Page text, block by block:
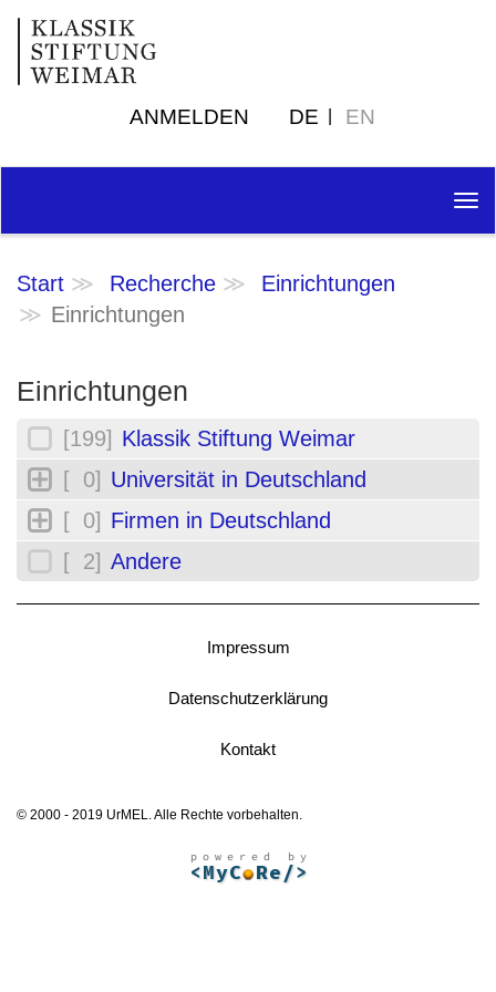
ANMELDEN DE EN
Start Recherche
Einrichtungen
Einrichtungen
Einrichtungen
[199] Klassik Stiftung Weimar
[ 0] Universität in Deutschland
[ 0] Firmen in Deutschland
[ 2] Andere
Impressum
Datenschutzerklärung
Kontakt
© 2000 - 2019 UrMEL. Alle Rechte vorbehalten.